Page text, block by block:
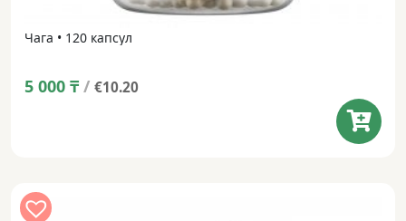
Чага • 120 капсул
5 000 ₸ / €10.20